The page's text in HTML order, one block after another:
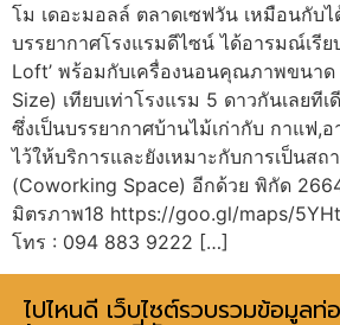
โม เดอะมอลล์ ตลาดเซฟวัน เหมือนกับ
บรรยากาศโรงแรมดีไซน์ ได้อารมณ์เรีย
Loft’ พร้อมกับเครื่องนอนคุณภาพขนาด
Size) เทียบเท่าโรงแรม 5 ดาวกันเลยที
ซึ่งเป็นบรรยากาศบ้านไม้เก่ากับ กาแฟ,
ไว้ให้บริการและยังเหมาะกับการเป็นส
(Coworking Space) อีกด้วย พิกัด
มิตรภาพ18 https://goo.gl/maps/
โทร : 094 883 9222 […]
ไปไหนดี เว็บไซต์รวบรวมข้อมูลท่